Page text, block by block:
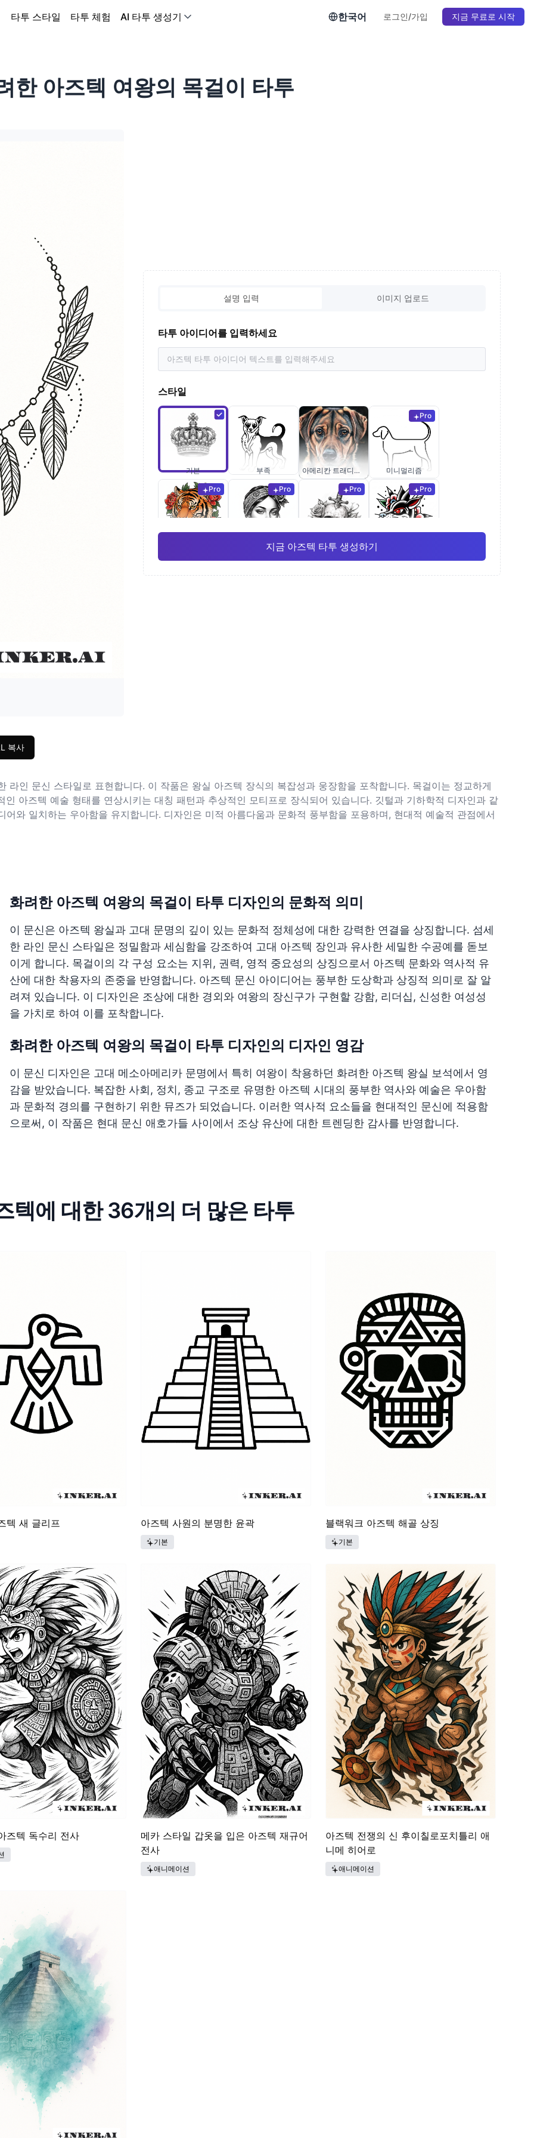
한국어 로그인/가입 지금 무료로 시작
타투 스타일 타투 체험 AI 타투 생성기
한 아즈텍 여왕의 목걸이 타투
설명 입력 이미지 업로드
타투 아이디어를 입력하세요
스타일
기본 부족 아메리칸 트래디셔널
Pro
미니멀리즘
Pro
일본
Pro
수채화
Pro
가는 선
Pro
애니메이션
지금 아즈텍 타투 생성하기
복사
라인 문신 스타일로 표현합니다. 이 작품은 왕실 아즈텍 장식의 복잡성과 웅장함을 포착합니다. 목걸이는 정교하게
아즈텍 예술 형태를 연상시키는 대칭 패턴과 추상적인 모티프로 장식되어 있습니다. 깃털과 기하학적 디자인과 같
와 일치하는 우아함을 유지합니다. 디자인은 미적 아름다움과 문화적 풍부함을 포용하며, 현대적 예술적 관점에서
화려한 아즈텍 여왕의 목걸이 타투 디자인의 문화적 의미
이 문신은 아즈텍 왕실과 고대 문명의 깊이 있는 문화적 정체성에 대한 강력한 연결을 상징합니다. 섬세
한 라인 문신 스타일은 정밀함과 세심함을 강조하여 고대 아즈텍 장인과 유사한 세밀한 수공예를 돋보
이게 합니다. 목걸이의 각 구성 요소는 지위, 권력, 영적 중요성의 상징으로서 아즈텍 문화와 역사적 유
산에 대한 착용자의 존중을 반영합니다. 아즈텍 문신 아이디어는 풍부한 도상학과 상징적 의미로 잘 알
려져 있습니다. 이 디자인은 조상에 대한 경외와 여왕의 장신구가 구현할 강함, 리더십, 신성한 여성성
을 가치로 하여 이를 포착합니다.
화려한 아즈텍 여왕의 목걸이 타투 디자인의 디자인 영감
이 문신 디자인은 고대 메소아메리카 문명에서 특히 여왕이 착용하던 화려한 아즈텍 왕실 보석에서 영
감을 받았습니다. 복잡한 사회, 정치, 종교 구조로 유명한 아즈텍 시대의 풍부한 역사와 예술은 우아함
과 문화적 경의를 구현하기 위한 뮤즈가 되었습니다. 이러한 역사적 요소들을 현대적인 문신에 적용함
으로써, 이 작품은 현대 문신 애호가들 사이에서 조상 유산에 대한 트렌딩한 감사를 반영합니다.
텍에 대한 36개의 더 많은 타투
텍 새 글리프 아즈텍 사원의 분명한 윤곽
기본
블랙워크 아즈텍 해골 상징
기본
즈텍 독수리 전사
메카 스타일 갑옷을 입은 아즈텍 재규어
전사
애니메이션
아즈텍 전쟁의 신 후이칠로포치틀리 애
니메 히어로
애니메이션